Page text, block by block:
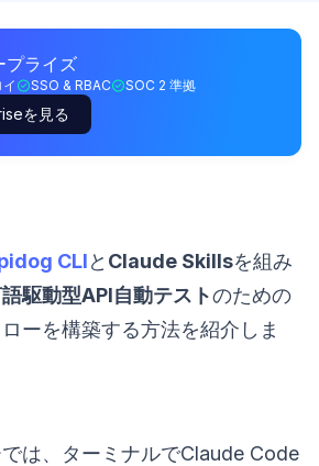
ライズ
SSO & RBAC SOC 2 準拠
を見る
CLIと Claude Skillsを組み
駆動型API自動テストのための
ーを構築する方法を紹介しま
は、ターミナルでClaude Code